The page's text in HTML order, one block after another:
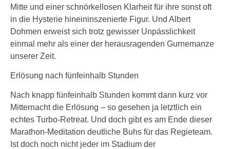
Mitte und einer schnörkellosen Klarheit für ihre sonst oft
in die Hysterie hineininszenierte Figur. Und Albert
Dohmen erweist sich trotz gewisser Unpässlichkeit
einmal mehr als einer der herausragenden Gurnemanze
unserer Zeit.
Erlösung nach fünfeinhalb Stunden
Nach knapp fünfeinhalb Stunden kommt dann kurz vor
Mitternacht die Erlösung – so gesehen ja letztlich ein
echtes Turbo-Retreat. Und doch gibt es am Ende dieser
Marathon-Meditation deutliche Buhs für das Regieteam.
Ist doch noch nicht jeder im Stadium der